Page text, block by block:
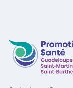
Promotion